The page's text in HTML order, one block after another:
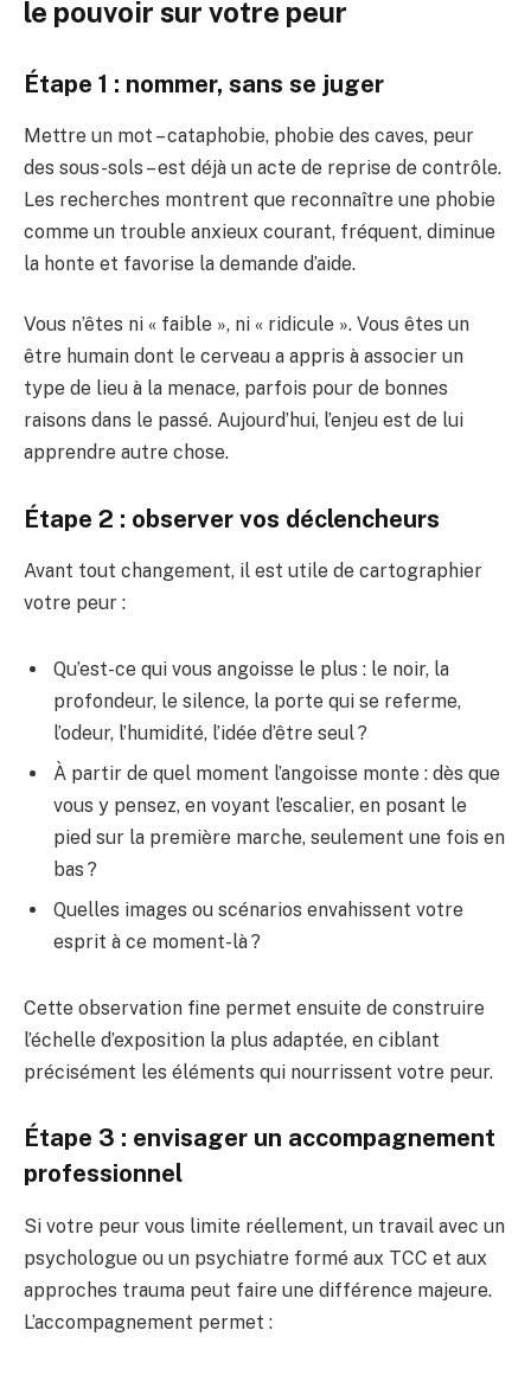
le pouvoir sur votre peur
Étape 1 : nommer, sans se juger
Mettre un mot – cataphobie, phobie des caves, peur
des sous-sols – est déjà un acte de reprise de contrôle.
Les recherches montrent que reconnaître une phobie
comme un trouble anxieux courant, fréquent, diminue
la honte et favorise la demande d’aide.
Vous n’êtes ni « faible », ni « ridicule ». Vous êtes un
être humain dont le cerveau a appris à associer un
type de lieu à la menace, parfois pour de bonnes
raisons dans le passé. Aujourd’hui, l’enjeu est de lui
apprendre autre chose.
Étape 2 : observer vos déclencheurs
Avant tout changement, il est utile de cartographier
votre peur :
Qu’est-ce qui vous angoisse le plus : le noir, la
profondeur, le silence, la porte qui se referme,
l’odeur, l’humidité, l’idée d’être seul ?
À partir de quel moment l’angoisse monte : dès que
vous y pensez, en voyant l’escalier, en posant le
pied sur la première marche, seulement une fois en
bas ?
Quelles images ou scénarios envahissent votre
esprit à ce moment-là ?
Cette observation fine permet ensuite de construire
l’échelle d’exposition la plus adaptée, en ciblant
précisément les éléments qui nourrissent votre peur.
Étape 3 : envisager un accompagnement
professionnel
Si votre peur vous limite réellement, un travail avec un
psychologue ou un psychiatre formé aux TCC et aux
approches trauma peut faire une différence majeure.
L’accompagnement permet :